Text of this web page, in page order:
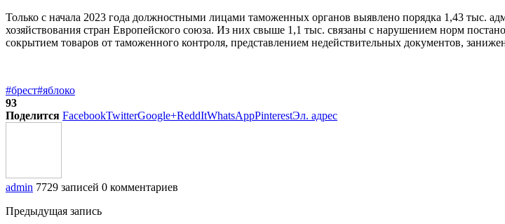
Только с начала 2023 года должностными лицами таможенных органов выявлено порядка 1,43 тыс.
хозяйствования стран Европейского союза. Из них свыше 1,1 тыс. связаны с нарушением норм
сокрытием товаров от таможенного контроля, представлением недействительных документов,
#брест#яблоко
93
Поделится FacebookTwitterGoogle+ReddItWhatsAppPinterestЭл. адрес
admin 7729 записей 0 комментариев
Предыдущая запись